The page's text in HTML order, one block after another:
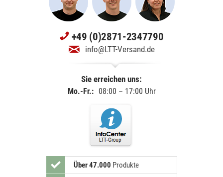
+49 (0)2871-2347790
info@LTT-Versand.de
Sie erreichen uns:
Mo.-Fr.: 08:00 – 17:00 Uhr
Über 47.000 Produkte